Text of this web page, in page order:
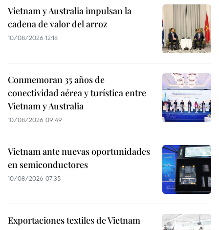
Vietnam y Australia impulsan la
cadena de valor del arroz
10/08/2026 12:18
Conmemoran 35 años de
conectividad aérea y turística entre
Vietnam y Australia
10/08/2026 09:49
Vietnam ante nuevas oportunidades
en semiconductores
10/08/2026 07:35
Exportaciones textiles de Vietnam